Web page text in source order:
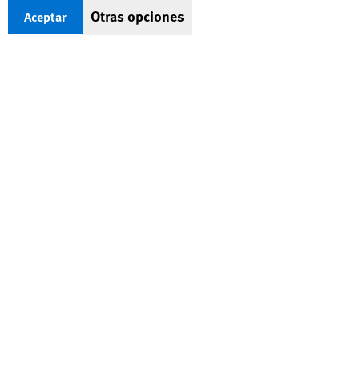
Aceptar Otras opciones